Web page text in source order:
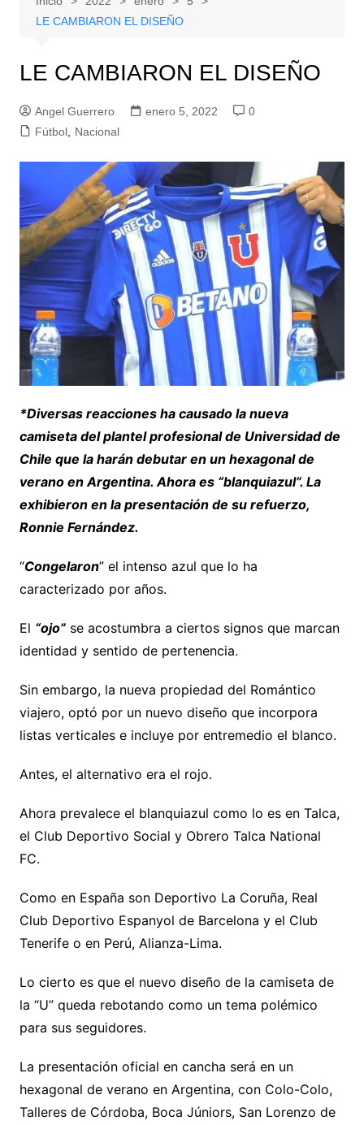
LE CAMBIARON EL DISEÑO
LE CAMBIARON EL DISEÑO
Angel Guerrero enero 5, 2022
0
Fútbol, Nacional
*Diversas reacciones ha causado la nueva
camiseta del plantel profesional de Universidad de
Chile que la harán debutar en un hexagonal de
verano en Argentina. Ahora es “blanquiazul”. La
exhibieron en la presentación de su refuerzo,
Ronnie Fernández.
“Congelaron” el intenso azul que lo ha
caracterizado por años.
El “ojo”se acostumbra a ciertos signos que marcan
identidad y sentido de pertenencia.
Sin embargo, la nueva propiedad del Romántico
viajero, optó por un nuevo diseño que incorpora
listas verticales e incluye por entremedio el blanco.
Antes, el alternativo era el rojo.
Ahora prevalece el blanquiazul como lo es en Talca,
el Club Deportivo Social y Obrero Talca National
FC.
Como en España son Deportivo La Coruña, Real
Club Deportivo Espanyol de Barcelona y el Club
Tenerife o en Perú, Alianza-Lima.
Lo cierto es que el nuevo diseño de la camiseta de
la “U” queda rebotando como un tema polémico
para sus seguidores.
La presentación oficial en cancha será en un
hexagonal de verano en Argentina, con Colo-Colo,
Talleres de Córdoba, Boca Júniors, San Lorenzo de